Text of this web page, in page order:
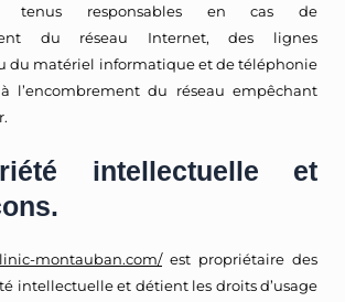
tenus responsables en cas de
du réseau Internet, des lignes
du matériel informatique et de téléphonie
l’encombrement du réseau empêchant
intellectuelle et
montauban.com/est propriétaire des
intellectuelle et détient les droits d’usage